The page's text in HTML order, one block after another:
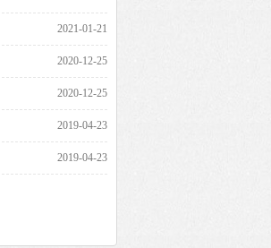
2021-01-21
2020-12-25
2020-12-25
2019-04-23
2019-04-23